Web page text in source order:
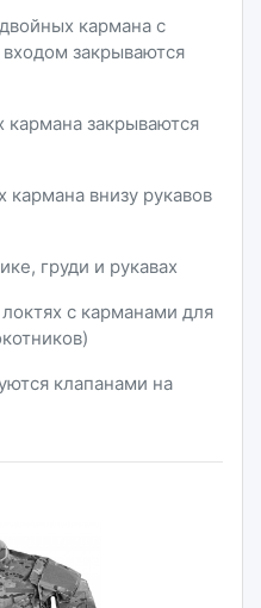
кармана с
закрываются
закрываются
внизу рукавов
груди и рукавах
с карманами для
клапанами на